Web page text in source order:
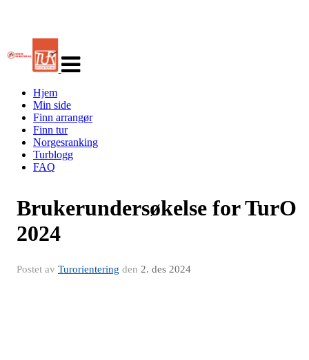
navigasjon
Hjem
Min side
Finn arrangør
Finn tur
Norgesranking
Turblogg
FAQ
Brukerundersøkelse for TurO
2024
Postet av Turorientering den 2. des 2024